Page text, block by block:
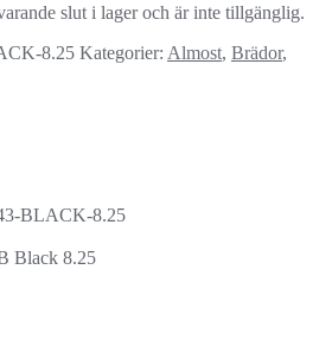
slut i lager och är inte tillgänglig.
8.25 Kategorier: Almost, Brädor,
BLACK-8.25
Black 8.25